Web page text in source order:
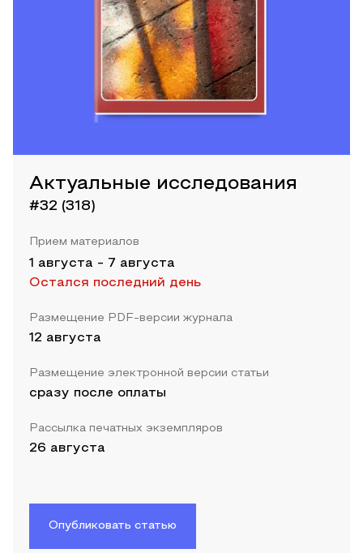
Актуальные исследования
#32 (318)
Прием материалов
1 августа - 7 августа
Остался последний день
Размещение PDF-версии журнала
12 августа
Размещение электронной версии статьи
сразу после оплаты
Рассылка печатных экземпляров
26 августа
Опубликовать статью